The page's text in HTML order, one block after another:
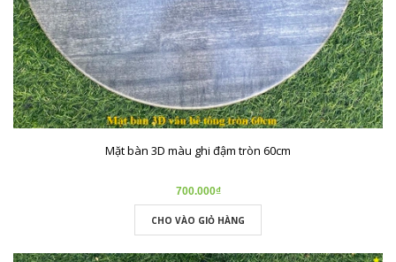
Mặt bàn 3D màu ghi đậm tròn 60cm
700.000₫
CHO VÀO GIỎ HÀNG